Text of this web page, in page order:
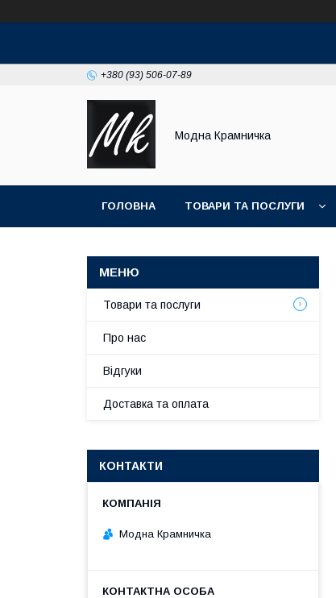
+380 (93) 506-07-89
Модна Крамничка
ГОЛОВНА ТОВАРИ ТА ПОСЛУГИ
Товари та послуги
Про нас
Відгуки
Доставка та оплата
КОНТАКТИ
Модна Крамничка